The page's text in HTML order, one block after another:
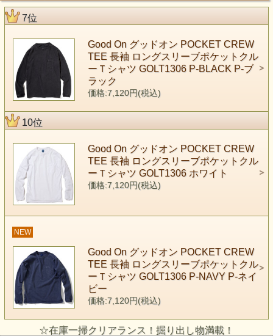
7位
Good On グッドオン POCKET CREW
TEE 長袖 ロングスリーブポケットクル
ーＴシャツ GOLT1306 P-BLACK P-ブ
ラック
価格:7,120円(税込)
10位
Good On グッドオン POCKET CREW
TEE 長袖 ロングスリーブポケットクル
ーＴシャツ GOLT1306 ホワイト
価格:7,120円(税込)
NEW
Good On グッドオン POCKET CREW
TEE 長袖 ロングスリーブポケットクル
ーＴシャツ GOLT1306 P-NAVY P-ネイ
ビー
価格:7,120円(税込)
☆在庫一掃クリアランス！掘り出し物満載！